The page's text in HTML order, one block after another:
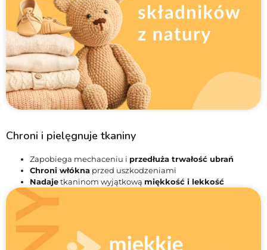
Chroni i pielęgnuje tkaniny
Zapobiega mechaceniu i przedłuża trwałość ubrań
Chroni włókna przed uszkodzeniami
Nadajetkaninom wyjątkową miękkość i lekkość